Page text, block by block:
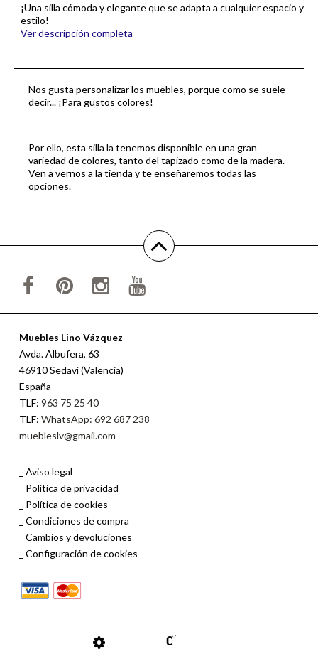
¡Una silla cómoda y elegante que se adapta a cualquier espacio y
estilo!
Ver descripción completa
Nos gusta personalizar los muebles, porque como se suele
decir... ¡Para gustos colores!
Por ello, esta silla la tenemos disponible en una gran
variedad de colores, tanto del tapizado como de la madera.
Ven a vernos a la tienda y te enseñaremos todas las
opciones.
Muebles Lino Vázquez
Avda. Albufera, 63
46910 Sedaví (Valencia)
España
TLF: 963 75 25 40
TLF: WhatsApp: 692 687 238
muebleslv@gmail.com
Aviso legal
Política de privacidad
Política de cookies
Condiciones de compra
Cambios y devoluciones
Configuración de cookies